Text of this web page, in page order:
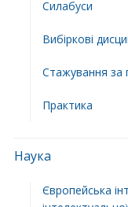
Силабуси
Вибіркові
Стажування за
Практика
Наука
Європейська